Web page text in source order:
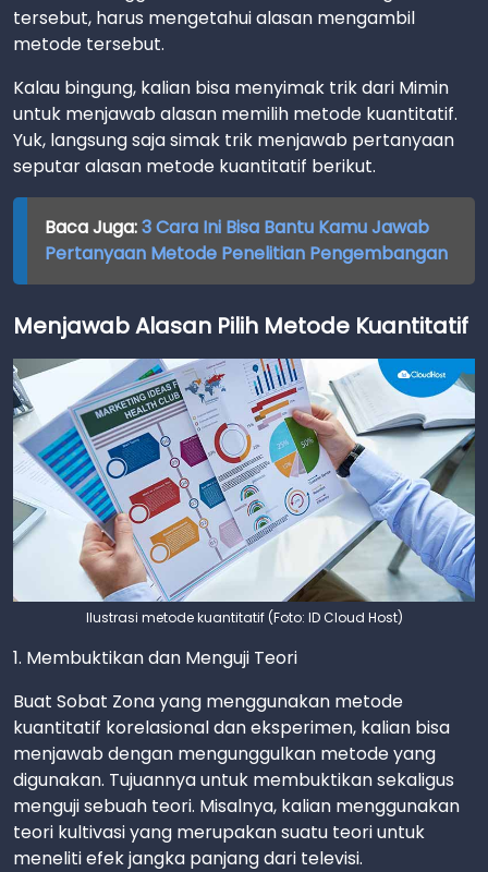
tersebut, harus mengetahui alasan mengambil
metode tersebut.
Kalau bingung, kalian bisa menyimak trik dari Mimin
untuk menjawab alasan memilih metode kuantitatif.
Yuk, langsung saja simak trik menjawab pertanyaan
seputar alasan metode kuantitatif berikut.
Baca Juga:3 Cara Ini Bisa Bantu Kamu Jawab
Pertanyaan Metode Penelitian Pengembangan
Menjawab Alasan Pilih Metode Kuantitatif
Ilustrasi metode kuantitatif (Foto: ID Cloud Host)
1. Membuktikan dan Menguji Teori
Buat Sobat Zona yang menggunakan metode
kuantitatif korelasional dan eksperimen, kalian bisa
menjawab dengan mengunggulkan metode yang
digunakan. Tujuannya untuk membuktikan sekaligus
menguji sebuah teori. Misalnya, kalian menggunakan
teori kultivasi yang merupakan suatu teori untuk
meneliti efek jangka panjang dari televisi.